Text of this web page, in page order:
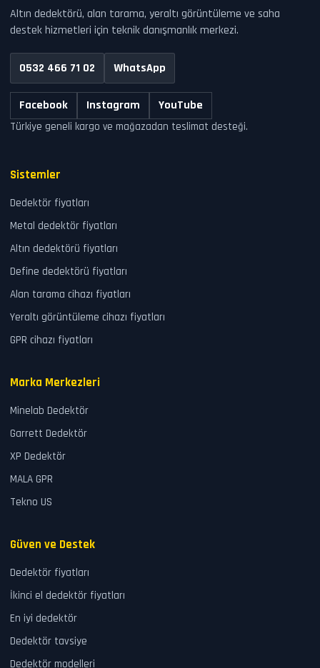
Altın dedektörü, alan tarama, yeraltı görüntüleme ve saha
destek hizmetleri için teknik danışmanlık merkezi.
0532 466 71 02 WhatsApp
Facebook Instagram YouTube
Türkiye geneli kargo ve mağazadan teslimat desteği.
Sistemler
Dedektör fiyatları
Metal dedektör fiyatları
Altın dedektörü fiyatları
Define dedektörü fiyatları
Alan tarama cihazı fiyatları
Yeraltı görüntüleme cihazı fiyatları
GPR cihazı fiyatları
Marka Merkezleri
Minelab Dedektör
Garrett Dedektör
XP Dedektör
MALA GPR
Tekno US
Güven ve Destek
Dedektör fiyatları
İkinci el dedektör fiyatları
En iyi dedektör
Dedektör tavsiye
Dedektör modelleri